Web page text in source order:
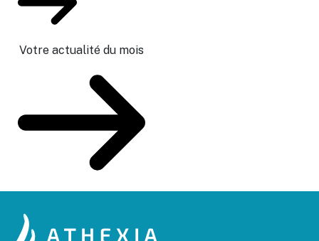
Votre actualité du mois